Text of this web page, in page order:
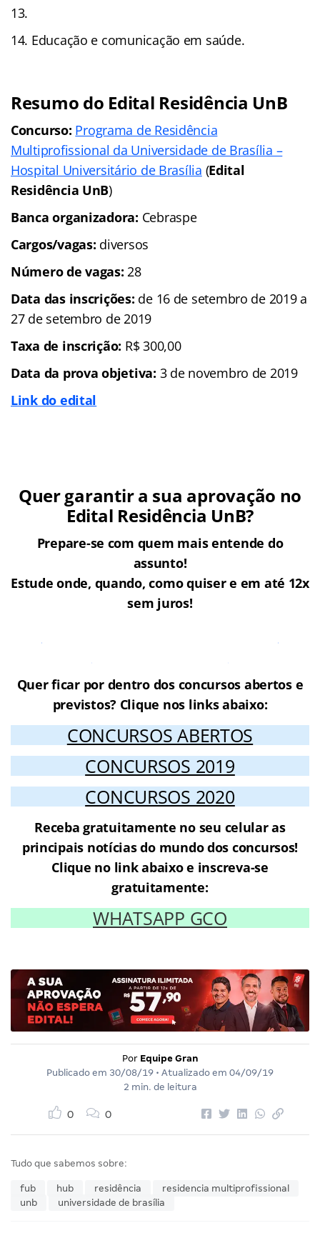
Educação e comunicação em saúde.
Resumo do Edital Residência UnB
Concurso: Programa de Residência
Multiprofissional da Universidade de Brasília –
Hospital Universitário de Brasília (Edital
Residência UnB)
Banca organizadora: Cebraspe
Cargos/vagas: diversos
Número de vagas: 28
Data das inscrições: de 16 de setembro de 2019 a
27 de setembro de 2019
Taxa de inscrição: R$ 300,00
Data da prova objetiva: 3 de novembro de 2019
Link do edital
Quer garantir a sua aprovação no
Edital Residência UnB?
Prepare-se com quem mais entende do
assunto!
Estude onde, quando, como quiser e em até 12x
sem juros!
Quer ficar por dentro dos concursos abertos e
previstos? Clique nos links abaixo:
CONCURSOS ABERTOS
CONCURSOS 2019
CONCURSOS 2020
Receba gratuitamente no seu celular as
principais notícias do mundo dos concursos!
Clique no link abaixo e inscreva-se
gratuitamente:
WHATSAPP GCO
Por Equipe Gran
Publicado em 30/08/19 • Atualizado em 04/09/19
2 min. de leitura
0 0
Tudo que sabemos sobre:
fub hub residência
residencia multiprofissional
unb
universidade de brasília